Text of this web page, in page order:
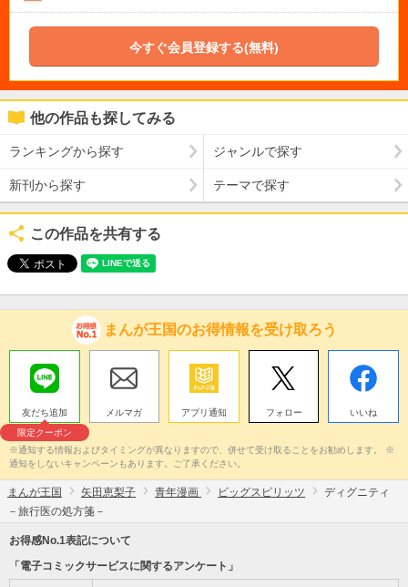
今すぐ会員登録する(無料)
他の作品も探してみる
ランキングから探す ジャンルで探す
新刊から探す テーマで探す
この作品を共有する
まんが王国のお得情報を受け取ろう
友だち追加
限定クーポン
メルマガ アプリ通知 フォロー いいね
※通知する情報およびタイミングが異なりますので、併せて受け取ることをお勧めします。 ※
通知をしないキャンペーンもあります。ご了承ください。
まんが王国 矢田恵梨子 青年漫画 ビッグスピリッツ
ディグニティ
－旅行医の処方箋－
お得感No.1表記について
「電子コミックサービスに関するアンケート」